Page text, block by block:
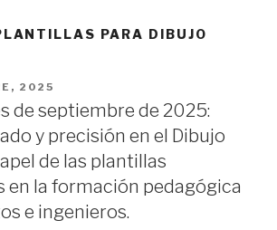
PARA DIBUJO
2025
de septiembre de 2025:
y precisión en el Dibujo
de las plantillas
en la formación pedagógica
e ingenieros.